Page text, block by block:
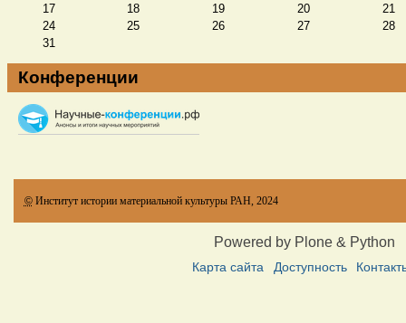
17
18 19 20
21
24
25 26 27
28
31
Конференции
© Институт истории материальной культуры РАН, 2024
Powered by Plone & Python
Карта сайта Доступность